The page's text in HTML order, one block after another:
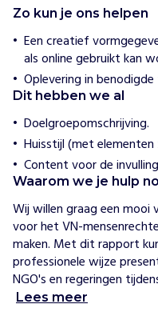
n
N
J
C
M
v
e
r
d
e
d
i
g
t
m
e
n
Zo kun je ons helpen
Een creatief
als online gebruikt kan
Oplevering in
Dit hebben we al
Doelgroepomschrijving.
Huisstijl (met
Content voor de
Waarom we je hulp
Wij willen graag een
voor het VN-
maken. Met dit rapport
professionele wijze
NGO's en regeringen
Lees meer